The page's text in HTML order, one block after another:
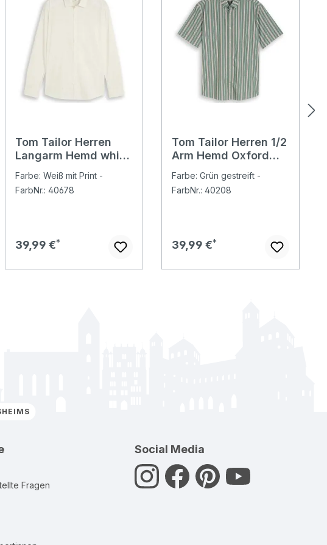
Tom Tailor Herren
Langarm Hemd white
printed
Farbe: Weiß mit Print -
FarbNr.: 40678
Regulärer Preis:
39,99 €
Tom Tailor Herren 1/2
Arm Hemd Oxford
colorful stripe
Farbe: Grün gestreift -
FarbNr.: 40208
Regulärer Preis:
39,99 €
Fragen
Social Media